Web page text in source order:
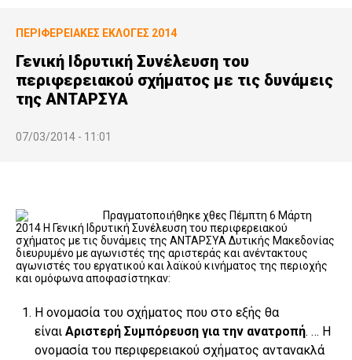
ΠΕΡΙΦΕΡΕΙΑΚΕΣ ΕΚΛΟΓΕΣ 2014
Γενική Ιδρυτική Συνέλευση του
περιφερειακού σχήματος με τις δυνάμεις
της ΑΝΤΑΡΣΥΑ
07/03/2014 - 11:01
Πραγματοποιήθηκε χθες Πέμπτη 6 Μάρτη
2014 Η Γενική Ιδρυτική Συνέλευση του περιφερειακού
σχήματος με τις δυνάμεις της ΑΝΤΑΡΣΥΑ Δυτικής Μακεδονίας
διευρυμένο με αγωνιστές της αριστεράς και ανέντακτους
αγωνιστές του εργατικού και λαϊκού κινήματος της περιοχής
και ομόφωνα αποφασίστηκαν:
Η ονομασία του σχήματος που στο εξής θα
είναι Αριστερή Συμπόρευση για την ανατροπή. … Η
ονομασία του περιφερειακού σχήματος αντανακλά